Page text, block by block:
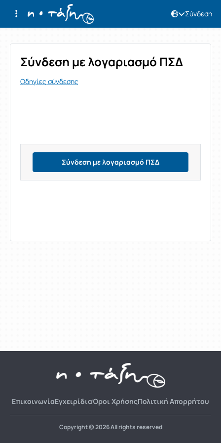
Σύνδεση
Σύνδεση
Σύνδεση με λογαριασμό ΠΣΔ
Οδηγίες σύνδεσης
Σύνδεση με λογαριασμό ΠΣΔ
ΕπικοινωνίαΕγχειρίδιαΌροι ΧρήσηςΠολιτική Απορρήτου
Copyright © 2026 All rights reserved